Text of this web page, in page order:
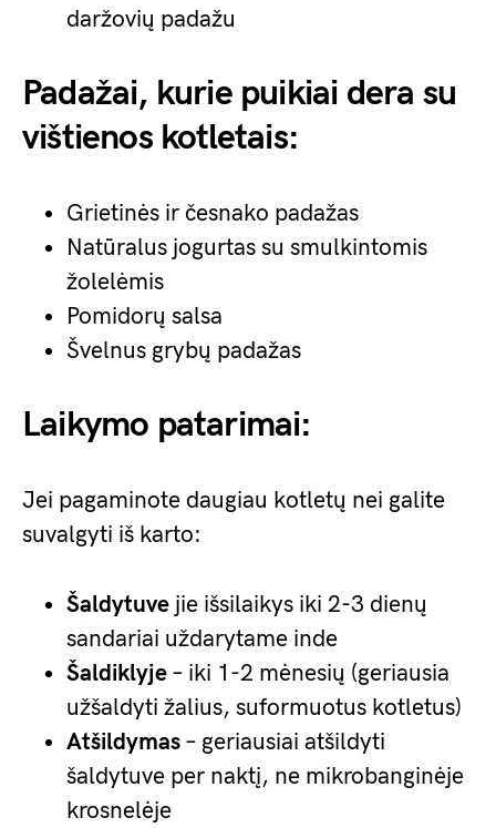
daržovių padažu
Padažai, kurie puikiai dera su
vištienos kotletais:
Grietinės ir česnako padažas
Natūralus jogurtas su smulkintomis
žolelėmis
Pomidorų salsa
Švelnus grybų padažas
Laikymo patarimai:
Jei pagaminote daugiau kotletų nei galite
suvalgyti iš karto:
Šaldytuve jie išsilaikys iki 2-3 dienų
sandariai uždarytame inde
Šaldiklyje – iki 1-2 mėnesių (geriausia
užšaldyti žalius, suformuotus kotletus)
Atšildymas – geriausiai atšildyti
šaldytuve per naktį, ne mikrobanginėje
krosnelėje